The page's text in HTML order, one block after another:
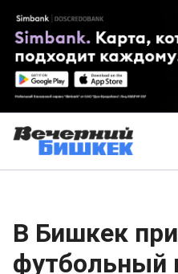
В Бишкек
футбольный